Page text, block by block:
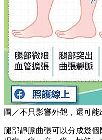
圖／不只影響外觀，還可能
腿部靜脈曲張可以分成幾